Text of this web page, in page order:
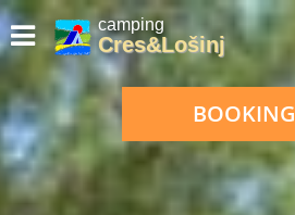
camping
Cres&Lošinj
BOOKING